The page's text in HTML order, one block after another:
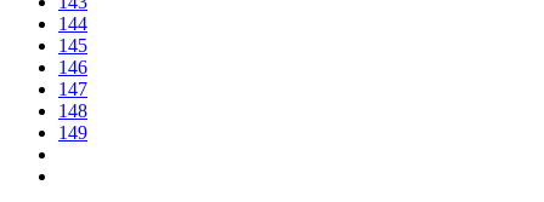
144
145
146
147
148
149